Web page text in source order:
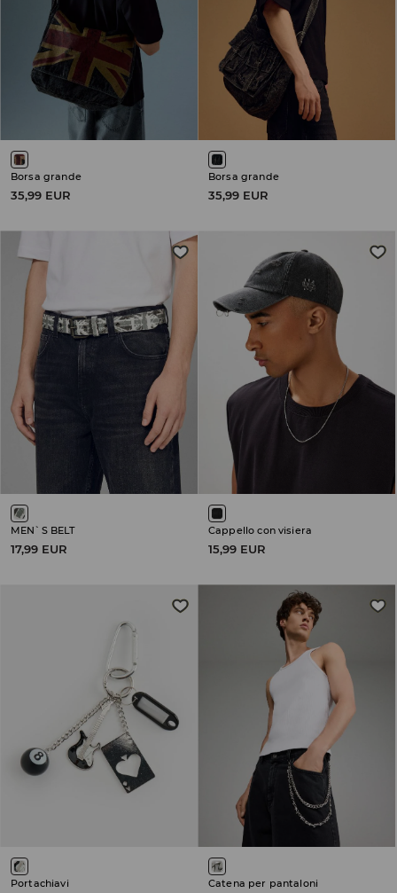
Borsa grande
35,99 EUR
Borsa grande
35,99 EUR
MEN`S BELT
17,99 EUR
Cappello con visiera
15,99 EUR
Portachiavi Catena per pantaloni